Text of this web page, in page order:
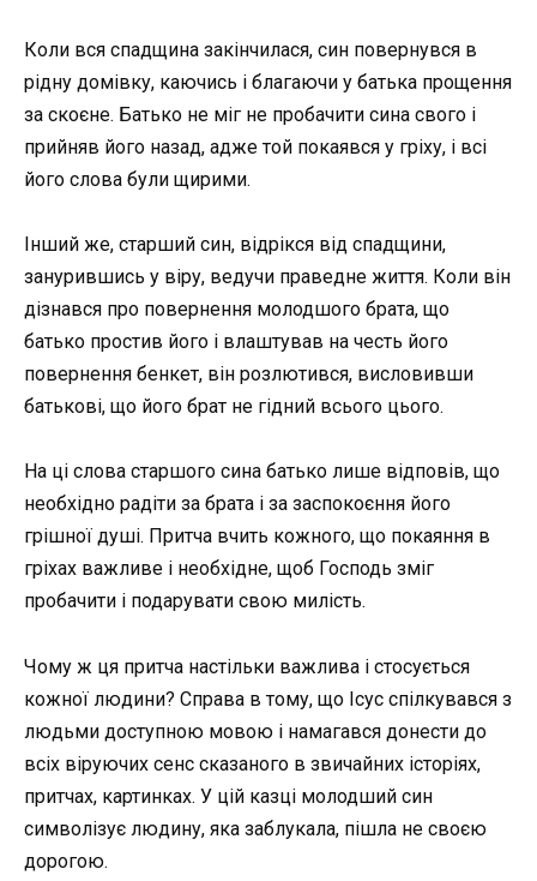
Коли вся спадщина закінчилася, син повернувся в
рідну домівку, каючись і благаючи у батька прощення
за скоєне. Батько не міг не пробачити сина свого і
прийняв його назад, адже той покаявся у гріху, і всі
його слова були щирими.
Інший же, старший син, відрікся від спадщини,
занурившись у віру, ведучи праведне життя. Коли він
дізнався про повернення молодшого брата, що
батько простив його і влаштував на честь його
повернення бенкет, він розлютився, висловивши
батькові, що його брат не гідний всього цього.
На ці слова старшого сина батько лише відповів, що
необхідно радіти за брата і за заспокоєння його
грішної душі. Притча вчить кожного, що покаяння в
гріхах важливе і необхідне, щоб Господь зміг
пробачити і подарувати свою милість.
Чому ж ця притча настільки важлива і стосується
кожної людини? Справа в тому, що Ісус спілкувався з
людьми доступною мовою і намагався донести до
всіх віруючих сенс сказаного в звичайних історіях,
притчах, картинках. У цій казці молодший син
символізує людину, яка заблукала, пішла не своєю
дорогою.